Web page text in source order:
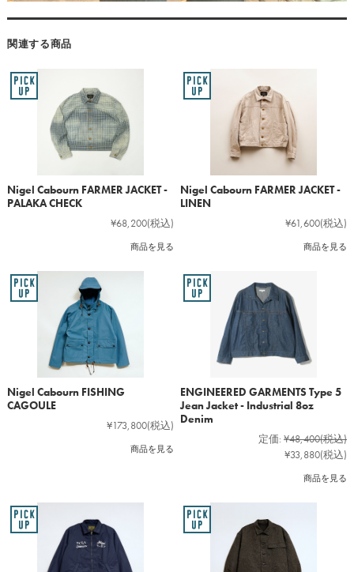
関連する商品
Nigel Cabourn FARMER JACKET -
PALAKA CHECK
¥68,200(税込)
商品を見る
Nigel Cabourn FARMER JACKET -
LINEN
¥61,600(税込)
商品を見る
Nigel Cabourn FISHING
CAGOULE
¥173,800(税込)
商品を見る
ENGINEERED GARMENTS Type 5
Jean Jacket - Industrial 8oz
Denim
定価: ¥48,400(税込)
¥33,880(税込)
商品を見る